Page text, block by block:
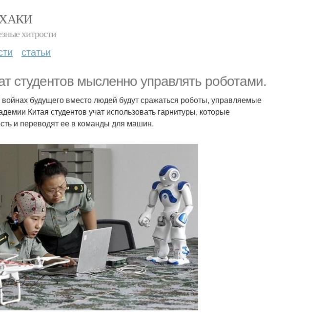
хитрости
статьи
студентов мысленно управлять роботами.
войнах будущего вместо людей будут сражаться роботы, управляемые
Китая студентов учат использовать гарнитуры, которые
и переводят ее в команды для машин.